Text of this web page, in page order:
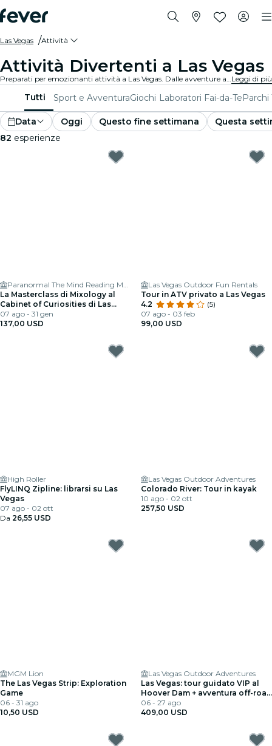
Las Vegas Attività
Attività Divertenti a Las Vegas
Preparati per emozionanti attività a Las Vegas. Dalle avventure all'aperto alle esperienze culturali, scopri i modi migliori per sfruttare al massimo il tuo tempo.Leggi di più
Tutti Sport e AvventuraGiochi Laboratori Fai-da-Te
Data Oggi Questo fine settimana
Questa
82 esperienze
Paranormal The Mind Reading Magic Show
La Masterclass di Mixology al
Cabinet of Curiosities di Las
Vegas
07 ago - 31 gen
137,00 USD
Las Vegas Outdoor Fun Rentals
Tour in ATV privato a Las Vegas
4.2
(5)
07 ago - 03 feb
99,00 USD
High Roller
FlyLINQ Zipline: librarsi su Las
Vegas
07 ago - 02 ott
Da 26,55 USD
Las Vegas Outdoor Adventures
Colorado River: Tour in kayak
10 ago - 02 ott
257,50 USD
MGM Lion
The Las Vegas Strip: Exploration
Game
06 - 31 ago
10,50 USD
Las Vegas Outdoor Adventures
Las Vegas: tour guidato VIP al
Hoover Dam + avventura off-road
+ pranzo
06 - 27 ago
409,00 USD